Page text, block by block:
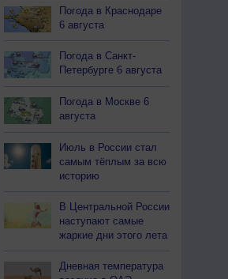
Погода в Краснодаре
6 августа
Погода в Санкт-
Петербурге 6 августа
Погода в Москве 6
августа
Июль в России стал
самым тёплым за всю
историю
В Центральной России
наступают самые
жаркие дни этого лета
Дневная температура